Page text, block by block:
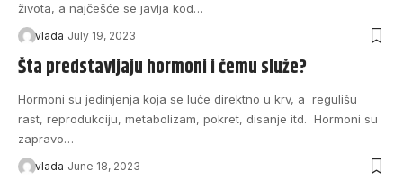
života, a najčešće se javlja kod…
vlada July 19, 2023
Šta predstavljaju hormoni i čemu služe?
Hormoni su jedinjenja koja se luče direktno u krv, a regulišu
rast, reprodukciju, metabolizam, pokret, disanje itd. Hormoni su
zapravo…
vlada June 18, 2023